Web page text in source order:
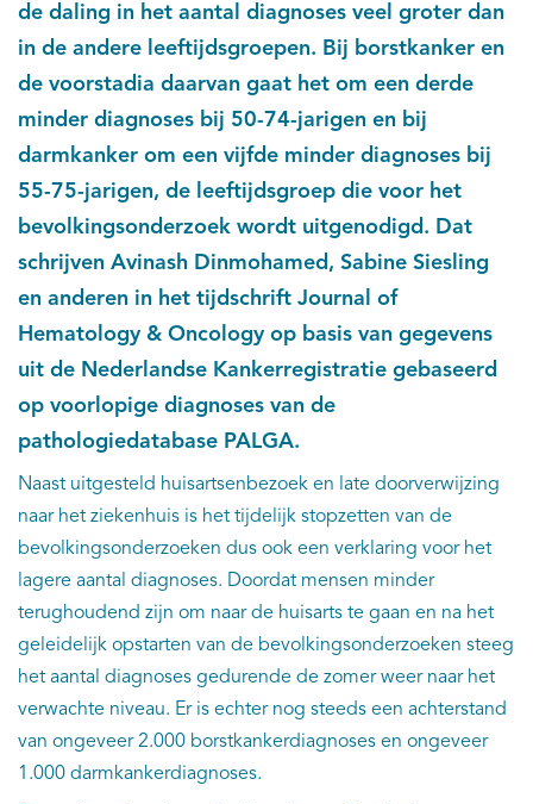
de daling in het aantal diagnoses veel groter dan
in de andere leeftijdsgroepen. Bij borstkanker en
de voorstadia daarvan gaat het om een derde
minder diagnoses bij 50-74-jarigen en bij
darmkanker om een vijfde minder diagnoses bij
55-75-jarigen, de leeftijdsgroep die voor het
bevolkingsonderzoek wordt uitgenodigd. Dat
schrijven Avinash Dinmohamed, Sabine Siesling
en anderen in het tijdschrift Journal of
Hematology & Oncology op basis van gegevens
uit de Nederlandse Kankerregistratie gebaseerd
op voorlopige diagnoses van de
pathologiedatabase PALGA.
Naast uitgesteld huisartsenbezoek en late doorverwijzing
naar het ziekenhuis is het tijdelijk stopzetten van de
bevolkingsonderzoeken dus ook een verklaring voor het
lagere aantal diagnoses. Doordat mensen minder
terughoudend zijn om naar de huisarts te gaan en na het
geleidelijk opstarten van de bevolkingsonderzoeken steeg
het aantal diagnoses gedurende de zomer weer naar het
verwachte niveau. Er is echter nog steeds een achterstand
van ongeveer 2.000 borstkankerdiagnoses en ongeveer
1.000 darmkankerdiagnoses.